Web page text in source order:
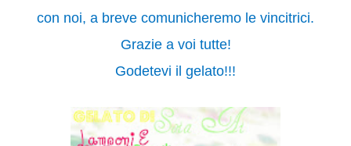
con noi, a breve comunicheremo le vincitrici.
Grazie a voi tutte!
Godetevi il gelato!!!